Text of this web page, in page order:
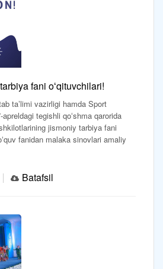
fani oʻqituvchilari!
taʼlimi vazirligi hamda Sport
tegishli qoʻshma qarorida
jismoniy tarbiya fani
fanidan malaka sinovlari amaliy
Batafsil